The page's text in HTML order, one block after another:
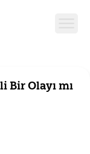
Bir Olayı mı